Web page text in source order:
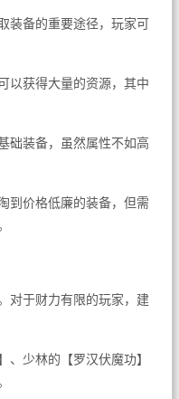
装备的重要途径，玩家可
以获得大量的资源，其中
础装备，虽然属性不如高
到价格低廉的装备，但需
对于财力有限的玩家，建
、少林的【罗汉伏魔功】